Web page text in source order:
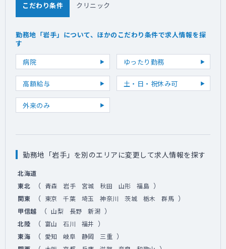
こだわり条件 クリニック
勤務地「岩手」について、ほかのこだわり条件で求人情報を探
す
病院
ゆったり勤務
高額給与 土・日・祝休み可
外来のみ
勤務地「岩手」を別のエリアに変更して求人情報を探す
北海道
東北
（ 青森 岩手 宮城 秋田 山形 福島 ）
関東 （ 東京 千葉 埼玉 神奈川 茨城 栃木 群馬 ）
甲信越 （ 山梨 長野 新潟 ）
北陸 （ 富山 石川 福井 ）
東海 （ 愛知 岐阜 静岡 三重 ）